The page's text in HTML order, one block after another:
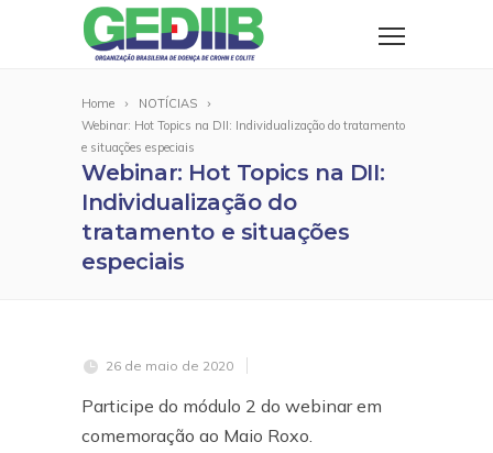
Home
NOTÍCIAS
Webinar: Hot Topics na DII: Individualização do tratamento
e situações especiais
Webinar: Hot Topics na DII:
Individualização do
tratamento e situações
especiais
26 de maio de 2020
Participe do módulo 2 do webinar em
comemoração ao Maio Roxo.